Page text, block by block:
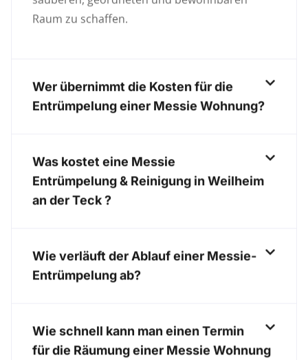
Raum zu schaffen.
Wer übernimmt die Kosten für die
Entrümpelung einer Messie Wohnung?
Was kostet eine Messie
Entrümpelung & Reinigung in Weilheim
an der Teck ?
Wie verläuft der Ablauf einer Messie-
Entrümpelung ab?
Wie schnell kann man einen Termin
für die Räumung einer Messie Wohnung